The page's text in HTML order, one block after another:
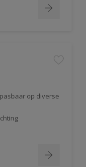
op diverse